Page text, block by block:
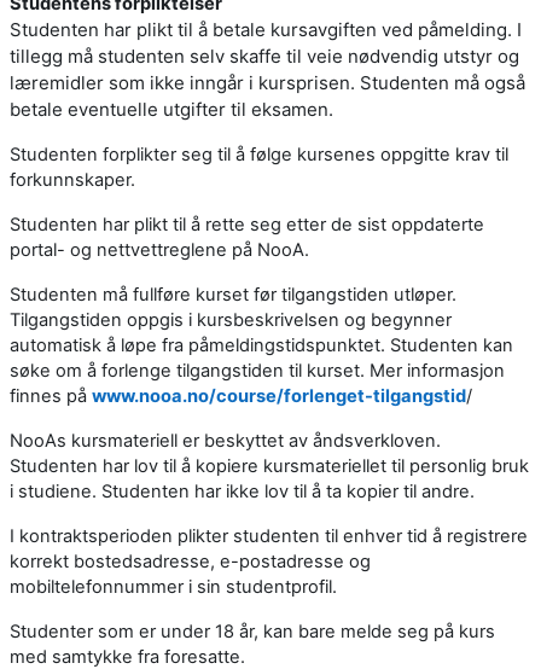
Studenten har plikt til å betale kursavgiften ved påmelding. I
tillegg må studenten selv skaffe til veie nødvendig utstyr og
læremidler som ikke inngår i kursprisen. Studenten må også
betale eventuelle utgifter til eksamen.
Studenten forplikter seg til å følge kursenes oppgitte krav til
forkunnskaper.
Studenten har plikt til å rette seg etter de sist oppdaterte
portal- og nettvettreglene på NooA.
Studenten må fullføre kurset før tilgangstiden utløper.
Tilgangstiden oppgis i kursbeskrivelsen og begynner
automatisk å løpe fra påmeldingstidspunktet. Studenten kan
søke om å forlenge tilgangstiden til kurset. Mer informasjon
finnes på www.nooa.no/course/forlenget-tilgangstid/
NooAs kursmateriell er beskyttet av åndsverkloven.
Studenten har lov til å kopiere kursmateriellet til personlig bruk
i studiene. Studenten har ikke lov til å ta kopier til andre.
I kontraktsperioden plikter studenten til enhver tid å registrere
korrekt bostedsadresse, e-postadresse og
mobiltelefonnummer i sin studentprofil.
Studenter som er under 18 år, kan bare melde seg på kurs
med samtykke fra foresatte.